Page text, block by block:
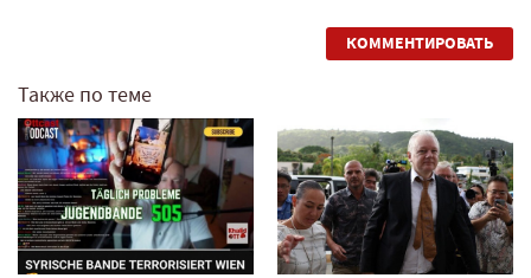
КОММЕНТИРОВАТЬ
Также по теме